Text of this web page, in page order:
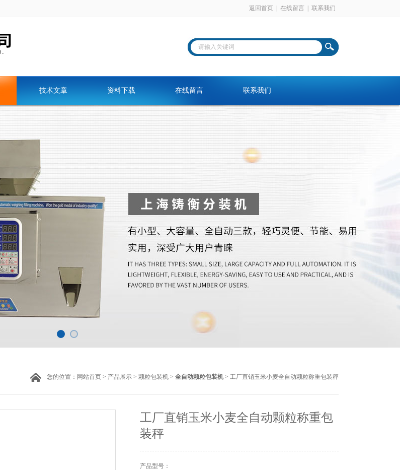
返回首页 在线留言 联系我们
技术文章 资料下载 在线留言 联系我们
您的位置： 网站首页 > 产品展示 > 颗粒包装机 > 全自动颗粒包装机 > 工厂直销玉米小麦全自动颗粒称重包装秤
工厂直销玉米小麦全自动颗粒称重包
装秤
产品型号：